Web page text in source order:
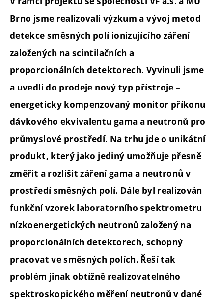
Brno jsme realizovali výzkum a vývoj metod
detekce směsných polí ionizujícího záření
založených na scintilačních a
proporcionálních detektorech. Vyvinuli jsme
a uvedli do prodeje nový typ přístroje –
energeticky kompenzovaný monitor příkonu
dávkového ekvivalentu gama a neutronů pro
průmyslové prostředí. Na trhu jde o unikátní
produkt, který jako jediný umožňuje přesně
změřit a rozlišit záření gama a neutronů v
prostředí směsných polí. Dále byl realizován
funkční vzorek laboratorního spektrometru
nízkoenergetických neutronů založený na
proporcionálních detektorech, schopný
pracovat ve směsných polích. Řeší tak
problém jinak obtížně realizovatelného
spektroskopického měření neutronů v dané